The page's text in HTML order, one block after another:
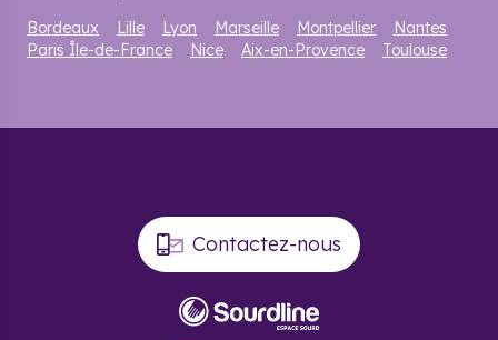
Bordeaux Lille Lyon Marseille Montpellier
Nantes
Paris Île-de-France
Nice Aix-en-Provence Toulouse
Contactez-nous